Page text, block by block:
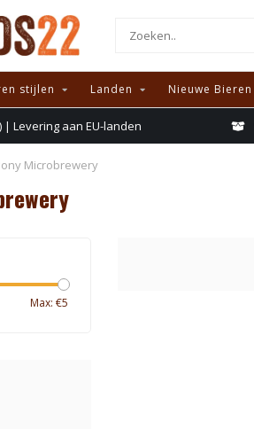
stijlen Landen Nieuwe Bieren
| Levering aan EU-landen
Microbrewery
Max: €5